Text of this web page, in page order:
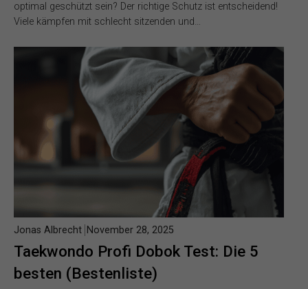
optimal geschützt sein? Der richtige Schutz ist entscheidend!
Viele kämpfen mit schlecht sitzenden und…
Taekwondo Profi Dobok Test: Die 5
besten (Bestenliste)
Jonas Albrecht November 28, 2025